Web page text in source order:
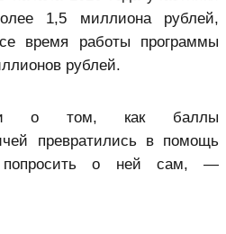
1,5 миллиона рублей,
время работы программы
рублей.
о том, как баллы
превратились в помощь
о ней сам, —